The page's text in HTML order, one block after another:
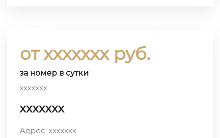
от ххххххх руб.
за номер в сутки
ххххххх
ххххххх
Адрес: ххххххх